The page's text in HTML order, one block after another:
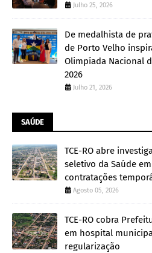
Julho 25, 2026
De medalhista de
de Porto Velho
Olimpíada Nacional
2026
Julho 21, 2026
SAÚDE
TCE-RO abre
seletivo da Saúde
contratações
Agosto 05, 2026
TCE-RO cobra
em hospital
regularização